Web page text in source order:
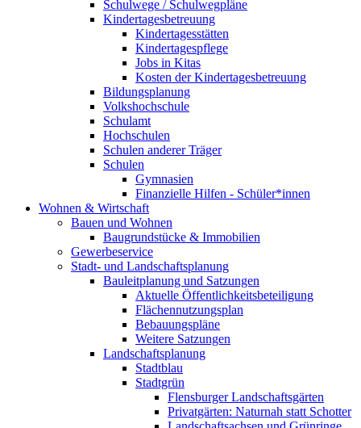
Schulwege / Schulwegpläne
Kindertagesbetreuung
Kindertagesstätten
Kindertagespflege
Jobs in Kitas
Kosten der Kindertagesbetreuung
Bildungsplanung
Volkshochschule
Schulamt
Hochschulen
Schulen anderer Träger
Schulen
Gymnasien
Finanzielle Hilfen - Schüler*innen
Wohnen & Wirtschaft
Bauen und Wohnen
Baugrundstücke & Immobilien
Gewerbeservice
Stadt- und Landschaftsplanung
Bauleitplanung und Satzungen
Aktuelle Öffentlichkeitsbeteiligung
Flächennutzungsplan
Bebauungspläne
Weitere Satzungen
Landschaftsplanung
Stadtblau
Stadtgrün
Flensburger Landschaftsgärten
Privatgärten: Naturnah statt Schotter